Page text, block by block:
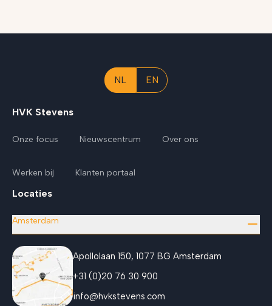
NL EN
HVK Stevens
Onze focus Nieuwscentrum Over ons
Werken bij Klanten portaal
Locaties
Amsterdam
Apollolaan 150, 1077 BG Amsterdam
+31 (0)20 76 30 900
info@hvkstevens.com